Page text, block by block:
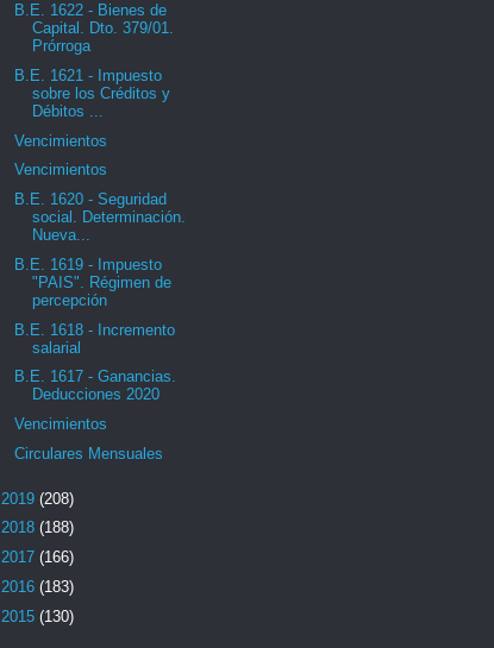
B.E. 1622 - Bienes de
Capital. Dto. 379/01.
Prórroga
B.E. 1621 - Impuesto
sobre los Créditos y
Débitos ...
Vencimientos
Vencimientos
B.E. 1620 - Seguridad
social. Determinación.
Nueva...
B.E. 1619 - Impuesto
"PAIS". Régimen de
percepción
B.E. 1618 - Incremento
salarial
B.E. 1617 - Ganancias.
Deducciones 2020
Vencimientos
Circulares Mensuales
2019 (208)
2018 (188)
2017 (166)
2016 (183)
2015 (130)